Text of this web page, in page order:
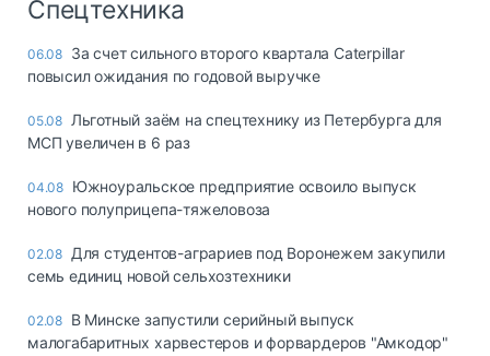
Спецтехника
06.08 За счет сильного второго квартала Caterpillar
повысил ожидания по годовой выручке
05.08 Льготный заём на спецтехнику из Петербурга для
МСП увеличен в 6 раз
04.08 Южноуральское предприятие освоило выпуск
нового полуприцепа-тяжеловоза
02.08 Для студентов-аграриев под Воронежем закупили
семь единиц новой сельхозтехники
02.08 В Минске запустили серийный выпуск
малогабаритных харвестеров и форвардеров "Амкодор"